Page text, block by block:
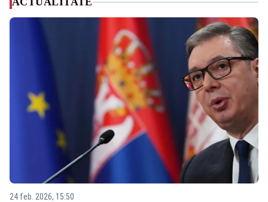
24 feb. 2026, 15:50